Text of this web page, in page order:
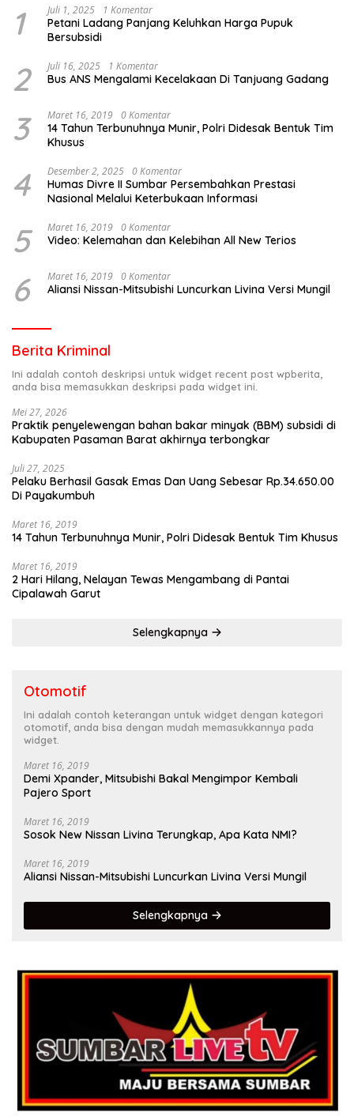
1 Juli 1, 2025 1 Komentar
Petani Ladang Panjang Keluhkan Harga Pupuk
Bersubsidi
2 Juli 16, 2025 1 Komentar
Bus ANS Mengalami Kecelakaan Di Tanjuang Gadang
3 Maret 16, 2019 0 Komentar
14 Tahun Terbunuhnya Munir, Polri Didesak Bentuk Tim
Khusus
4 Desember 2, 2025 0 Komentar
Humas Divre II Sumbar Persembahkan Prestasi
Nasional Melalui Keterbukaan Informasi
5 Maret 16, 2019 0 Komentar
Video: Kelemahan dan Kelebihan All New Terios
6 Maret 16, 2019 0 Komentar
Aliansi Nissan-Mitsubishi Luncurkan Livina Versi Mungil
Berita Kriminal
Ini adalah contoh deskripsi untuk widget recent post wpberita,
anda bisa memasukkan deskripsi pada widget ini.
Mei 27, 2026
Praktik penyelewengan bahan bakar minyak (BBM) subsidi di
Kabupaten Pasaman Barat akhirnya terbongkar
Juli 27, 2025
Pelaku Berhasil Gasak Emas Dan Uang Sebesar Rp.34.650.00
Di Payakumbuh
Maret 16, 2019
14 Tahun Terbunuhnya Munir, Polri Didesak Bentuk Tim Khusus
Maret 16, 2019
2 Hari Hilang, Nelayan Tewas Mengambang di Pantai
Cipalawah Garut
Selengkapnya
Otomotif
Ini adalah contoh keterangan untuk widget dengan kategori
otomotif, anda bisa dengan mudah memasukkannya pada
widget.
Maret 16, 2019
Demi Xpander, Mitsubishi Bakal Mengimpor Kembali
Pajero Sport
Maret 16, 2019
Sosok New Nissan Livina Terungkap, Apa Kata NMI?
Maret 16, 2019
Aliansi Nissan-Mitsubishi Luncurkan Livina Versi Mungil
Selengkapnya